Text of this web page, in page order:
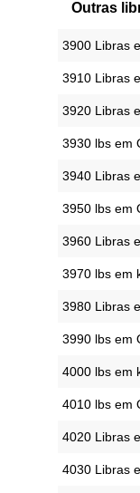
Outras
3900 Libras
3910 Libras
3920 Libras
3930 lbs em
3940 Libras
3950 lbs em
3960 Libras
3970 lbs em
3980 Libras
3990 lbs em
4000 lbs em
4010 lbs em
4020 Libras
4030 Libras